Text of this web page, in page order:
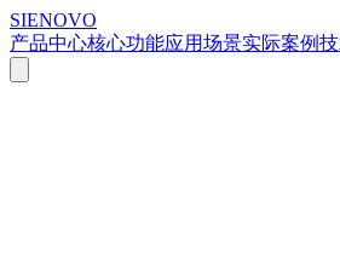
SIENOVO
产品中心核心功能应用场景实际案例